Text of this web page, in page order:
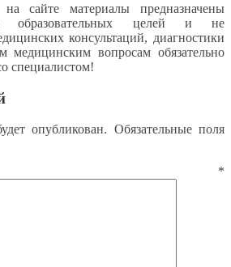
сайте материалы предназначены
образовательных целей и не
консультаций, диагностики
медицинским вопросам обязательно
специалистом!
опубликован. Обязательные поля
*